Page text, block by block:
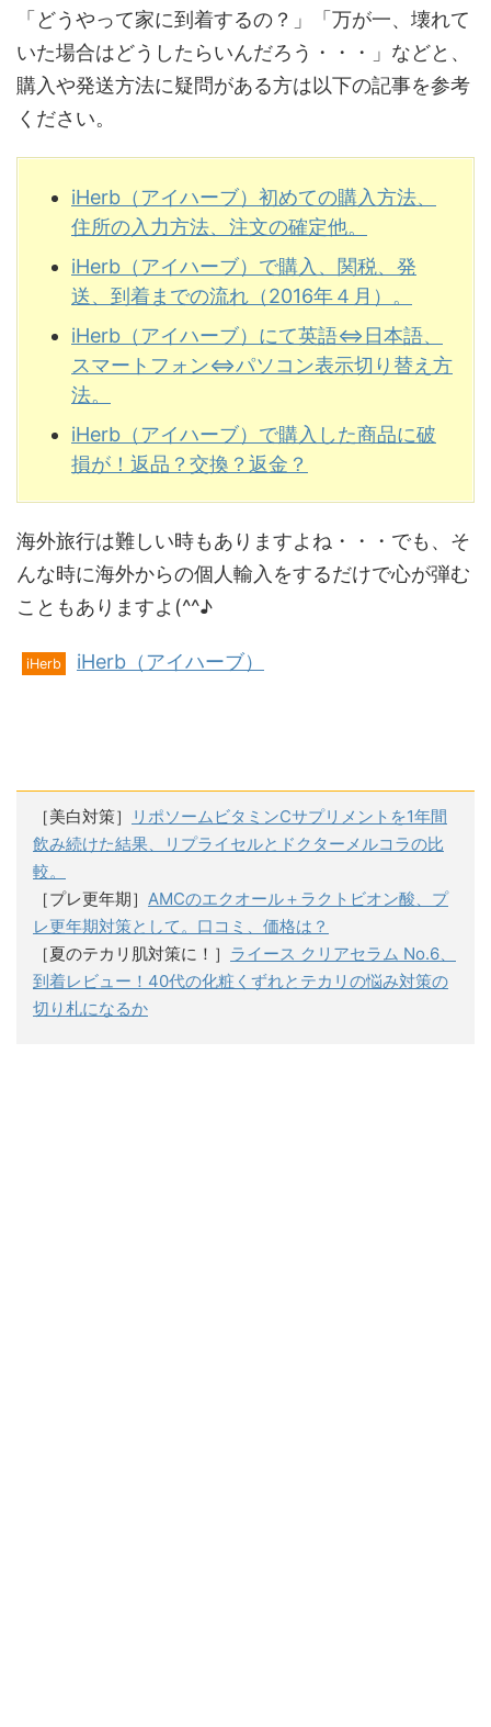
「どうやって家に到着するの？」「万が一、壊れて
いた場合はどうしたらいんだろう・・・」などと、
購入や発送方法に疑問がある方は以下の記事を参考
ください。
iHerb（アイハーブ）初めての購入方法、
住所の入力方法、注文の確定他。
iHerb（アイハーブ）で購入、関税、発
送、到着までの流れ（2016年４月）。
iHerb（アイハーブ）にて英語⇔日本語、
スマートフォン⇔パソコン表示切り替え方
法。
iHerb（アイハーブ）で購入した商品に破
損が！返品？交換？返金？
海外旅行は難しい時もありますよね・・・でも、そ
んな時に海外からの個人輸入をするだけで心が弾む
こともありますよ(^^♪
iHerb iHerb（アイハーブ）
［美白対策］
リポソームビタミンCサプリメントを1年間
飲み続けた結果、リプライセルとドクターメルコラの比
較。
［プレ更年期］ AMCのエクオール＋ラクトビオン酸、プ
レ更年期対策として。口コミ、価格は？
［夏のテカリ肌対策に！］ ライース クリアセラム No.6、
到着レビュー！40代の化粧くずれとテカリの悩み対策の
切り札になるか